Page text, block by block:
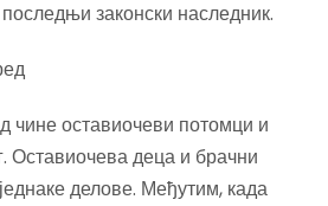
законски наследник.
чине оставиочеви потомци и
Оставиочева деца и брачни
делове. Међутим, када